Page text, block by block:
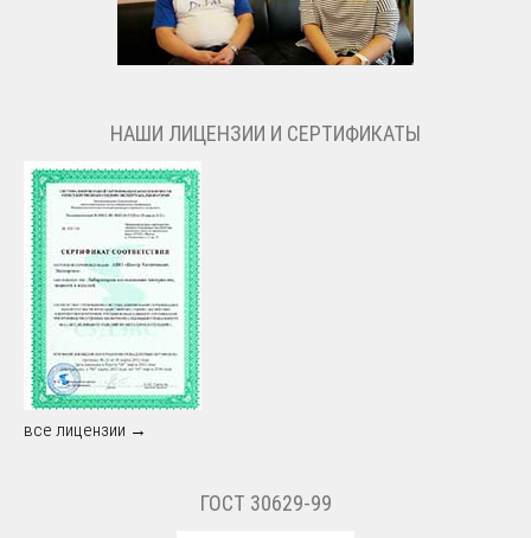
НАШИ ЛИЦЕНЗИИ И СЕРТИФИКАТЫ
все лицензии →
ГОСТ 30629-99